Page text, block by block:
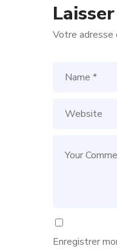
Votre adresse
Enregistrer